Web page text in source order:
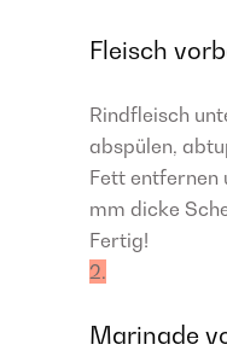
Fleisch
Rindfleisch
abspülen,
Fett entfernen
mm dicke
Fertig!
2.
Marinade